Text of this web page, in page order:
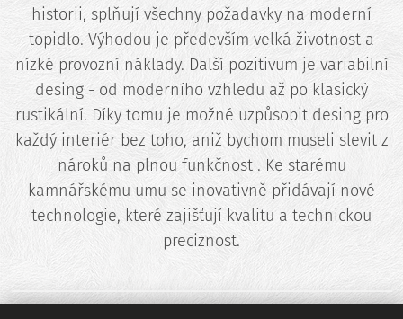
historii, splňují všechny požadavky na moderní
topidlo. Výhodou je především velká životnost a
nízké provozní náklady. Další pozitivum je variabilní
desing - od moderního vzhledu až po klasický
rustikální. Díky tomu je možné uzpůsobit desing pro
každý interiér bez toho, aniž bychom museli slevit z
nároků na plnou funkčnost . Ke starému
kamnářskému umu se inovativně přidávají nové
technologie, které zajišťují kvalitu a technickou
preciznost.
_______________________________________________
_____________________________